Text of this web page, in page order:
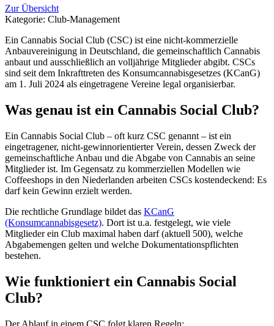
Zur Übersicht
Kategorie: Club-Management
Ein Cannabis Social Club (CSC) ist eine nicht-kommerzielle
Anbauvereinigung in Deutschland, die gemeinschaftlich Cannabis
anbaut und ausschließlich an volljährige Mitglieder abgibt. CSCs
sind seit dem Inkrafttreten des Konsumcannabisgesetzes (KCanG)
am 1. Juli 2024 als eingetragene Vereine legal organisierbar.
Was genau ist ein Cannabis Social Club?
Ein Cannabis Social Club – oft kurz CSC genannt – ist ein
eingetragener, nicht-gewinnorientierter Verein, dessen Zweck der
gemeinschaftliche Anbau und die Abgabe von Cannabis an seine
Mitglieder ist. Im Gegensatz zu kommerziellen Modellen wie
Coffeeshops in den Niederlanden arbeiten CSCs kostendeckend: Es
darf kein Gewinn erzielt werden.
Die rechtliche Grundlage bildet das KCanG
(Konsumcannabisgesetz). Dort ist u.a. festgelegt, wie viele
Mitglieder ein Club maximal haben darf (aktuell 500), welche
Abgabemengen gelten und welche Dokumentationspflichten
bestehen.
Wie funktioniert ein Cannabis Social
Club?
Der Ablauf in einem CSC folgt klaren Regeln: